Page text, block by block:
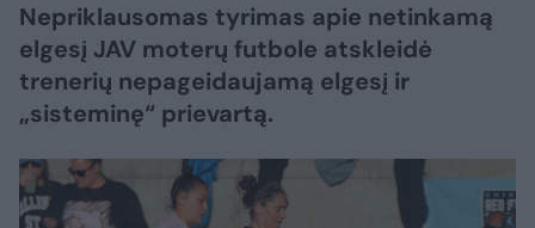
Nepriklausomas tyrimas apie netinkamą
elgesį JAV moterų futbole atskleidė
trenerių nepageidaujamą elgesį ir
„sisteminę“ prievartą.